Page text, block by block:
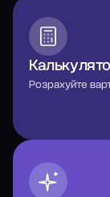
Розрахуйте